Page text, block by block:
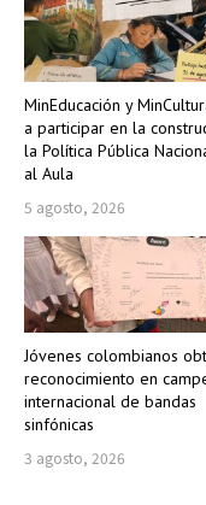
MinEducación y
a participar en la
la Política Pública
al Aula
5 agosto, 2026
Jóvenes colombianos
reconocimiento en
internacional de bandas
sinfónicas
3 agosto, 2026